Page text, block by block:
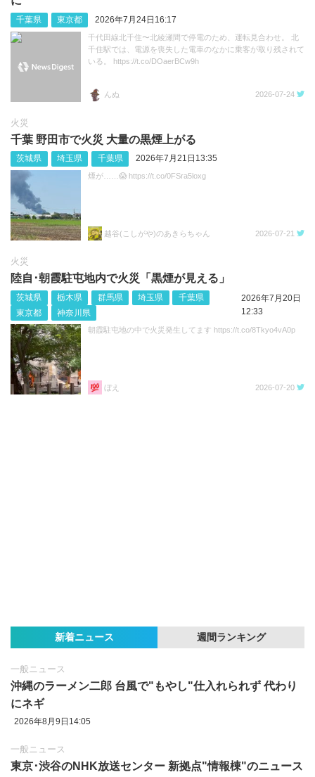
千葉県 東京都 2026年7月24日16:17
千代田線北千住〜北綾瀬間で停電のため、運転見合わせ。 北
千住駅では、電源を喪失した電車のなかに乗客が取り残されて
いる。 https://t.co/DOaerBCw9h
んぬ 2026-07-24
火災
千葉 野田市で火災 大量の黒煙上がる
茨城県 埼玉県 千葉県 2026年7月21日13:35
煙が……😱 https://t.co/0FSra5loxg
越谷(こしがや)のあきらちゃん 2026-07-21
火災
陸自･朝霞駐屯地内で火災「黒煙が見える」
茨城県 栃木県 群馬県 埼玉県
千葉県
東京都
神奈川県
2026年7月20日
12:33
朝霞駐屯地の中で火災発生してます https://t.co/8Tkyo4vA0p
ぼえ 2026-07-20
新着ニュース 週間ランキング
一般ニュース
沖縄のラーメン二郎 台風で"もやし"仕入れられず 代わり
にネギ
2026年8月9日14:05
一般ニュース
東京‪･‬渋谷のNHK放送センター 新拠点"情報棟"のニュース